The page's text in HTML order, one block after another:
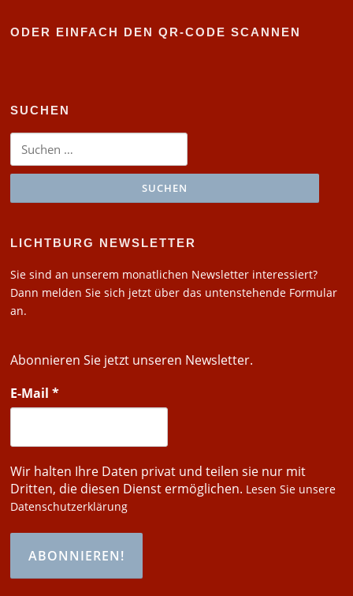
ODER EINFACH DEN QR-CODE SCANNEN
SUCHEN
Suchen
LICHTBURG NEWSLETTER
Sie sind an unserem monatlichen Newsletter interessiert?
Dann melden Sie sich jetzt über das untenstehende Formular
an.
Abonnieren Sie jetzt unseren Newsletter.
E-Mail*
Wir halten Ihre Daten privat und teilen sie nur mit
Dritten, die diesen Dienst ermöglichen. Lesen Sie unsere
Datenschutzerklärung